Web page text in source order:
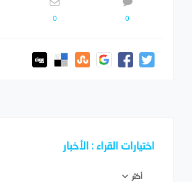
0
0
اختيارات القراء : الأخبار
أكثر